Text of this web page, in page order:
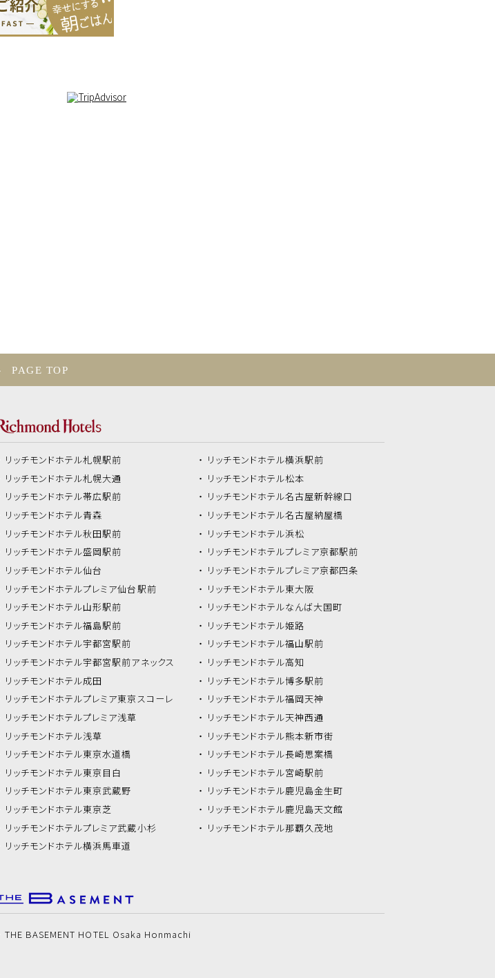
PAGE TOP
リッチモンドホテル札幌駅前
リッチモンドホテル札幌大通
リッチモンドホテル帯広駅前
リッチモンドホテル青森
リッチモンドホテル秋田駅前
リッチモンドホテル盛岡駅前
リッチモンドホテル仙台
リッチモンドホテルプレミア仙台駅前
リッチモンドホテル山形駅前
リッチモンドホテル福島駅前
リッチモンドホテル宇都宮駅前
リッチモンドホテル宇都宮駅前アネックス
リッチモンドホテル成田
リッチモンドホテルプレミア東京スコーレ
リッチモンドホテルプレミア浅草
リッチモンドホテル浅草
リッチモンドホテル東京水道橋
リッチモンドホテル東京目白
リッチモンドホテル東京武蔵野
リッチモンドホテル東京芝
リッチモンドホテルプレミア武蔵小杉
リッチモンドホテル横浜馬車道
リッチモンドホテル横浜駅前
リッチモンドホテル松本
リッチモンドホテル名古屋新幹線口
リッチモンドホテル名古屋納屋橋
リッチモンドホテル浜松
リッチモンドホテルプレミア京都駅前
リッチモンドホテルプレミア京都四条
リッチモンドホテル東大阪
リッチモンドホテルなんば大国町
リッチモンドホテル姫路
リッチモンドホテル福山駅前
リッチモンドホテル高知
リッチモンドホテル博多駅前
リッチモンドホテル福岡天神
リッチモンドホテル天神西通
リッチモンドホテル熊本新市街
リッチモンドホテル長崎思案橋
リッチモンドホテル宮崎駅前
リッチモンドホテル鹿児島金生町
リッチモンドホテル鹿児島天文館
リッチモンドホテル那覇久茂地
THE BASEMENT HOTEL Osaka Honmachi